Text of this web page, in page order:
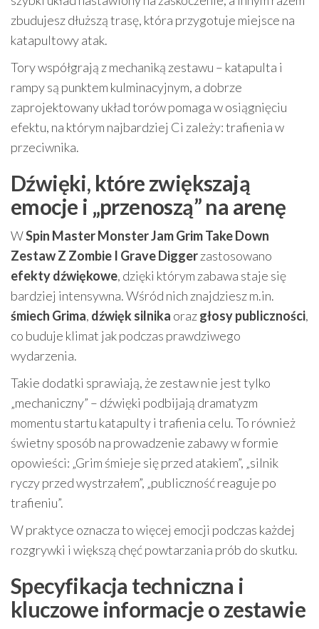
zbudujesz dłuższą trasę, która przygotuje miejsce na
katapultowy atak.
Tory współgrają z mechaniką zestawu – katapulta i
rampy są punktem kulminacyjnym, a dobrze
zaprojektowany układ torów pomaga w osiągnięciu
efektu, na którym najbardziej Ci zależy: trafienia w
przeciwnika.
Dźwięki, które zwiększają
emocje i „przenoszą” na arenę
WSpin Master Monster Jam Grim Take Down
Zestaw Z Zombie I Grave Diggerzastosowano
efekty dźwiękowe, dzięki którym zabawa staje się
bardziej intensywna. Wśród nich znajdziesz m.in.
śmiech Grima, dźwięk silnika orazgłosy publiczności,
co buduje klimat jak podczas prawdziwego
wydarzenia.
Takie dodatki sprawiają, że zestaw nie jest tylko
„mechaniczny” – dźwięki podbijają dramatyzm
momentu startu katapulty i trafienia celu. To również
świetny sposób na prowadzenie zabawy w formie
opowieści: „Grim śmieje się przed atakiem”, „silnik
ryczy przed wystrzałem”, „publiczność reaguje po
trafieniu”.
W praktyce oznacza to więcej emocji podczas każdej
rozgrywki i większą chęć powtarzania prób do skutku.
Specyfikacja techniczna i
kluczowe informacje o zestawie